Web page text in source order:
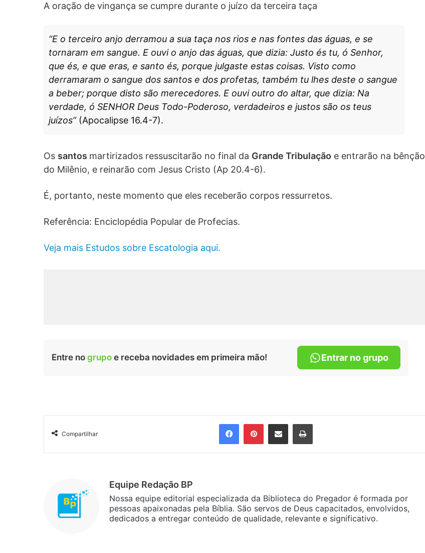
A oração de vingança se cumpre durante o juízo da terceira taça
“E o terceiro anjo derramou a sua taça nos rios e nas fontes das águas, e se
tornaram em sangue. E ouvi o anjo das águas, que dizia: Justo és tu, ó Senhor,
que és, e que eras, e santo és, porque julgaste estas coisas. Visto como
derramaram o sangue dos santos e dos profetas, também tu lhes deste o sangue
a beber; porque disto são merecedores. E ouvi outro do altar, que dizia: Na
verdade, ó SENHOR Deus Todo-Poderoso, verdadeiros e justos são os teus
juízos” (Apocalipse 16.4-7).
Os santos martirizados ressuscitarão no final da Grande Tribulação e entrarão na bênção
do Milênio, e reinarão com Jesus Cristo (Ap 20.4-6).
É, portanto, neste momento que eles receberão corpos ressurretos.
Referência: Enciclopédia Popular de Profecias.
Veja mais Estudos sobre Escatologia aqui.
Entre no grupo e receba novidades em primeira mão! Entrar no grupo
Compartilhar
FacebookPinterest
Compartilhar via e-mail Imprimir
Equipe Redação BP
Nossa equipe editorial especializada da Biblioteca do Pregador é formada por
pessoas apaixonadas pela Bíblia. São servos de Deus capacitados, envolvidos,
dedicados a entregar conteúdo de qualidade, relevante e significativo.